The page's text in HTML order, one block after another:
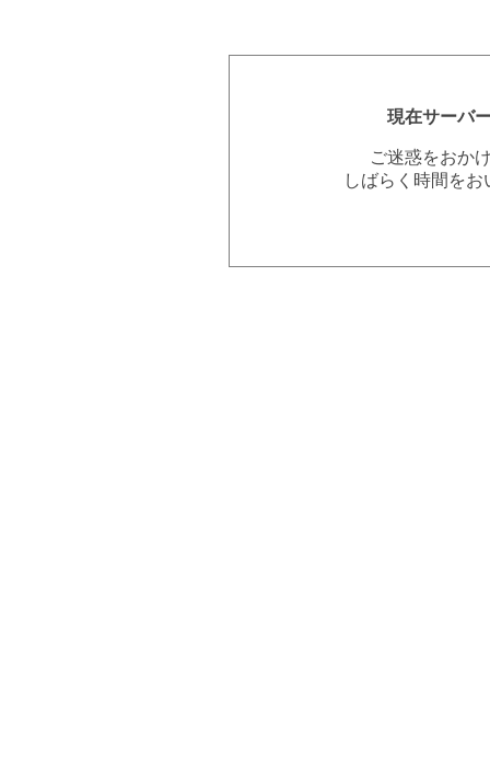
現在サーバ
ご迷惑をおか
しばらく時間を